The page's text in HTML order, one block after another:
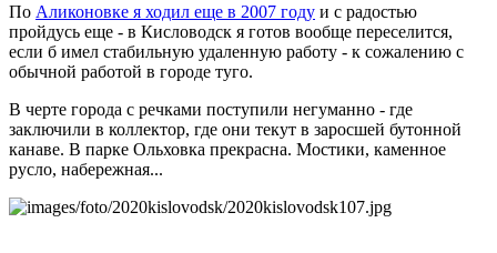
По Аликоновке я ходил еще в 2007 году и с радостью
пройдусь еще - в Кисловодск я готов вообще переселится,
если б имел стабильную удаленную работу - к сожалению с
обычной работой в городе туго.
В черте города с речками поступили негуманно - где
заключили в коллектор, где они текут в заросшей бутонной
канаве. В парке Ольховка прекрасна. Мостики, каменное
русло, набережная...